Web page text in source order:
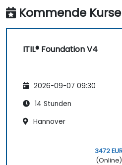
Kommende Kurse
ITIL® Foundation V4
2026-09-07 09:30
14 Stunden
Hannover
3472
(Online)